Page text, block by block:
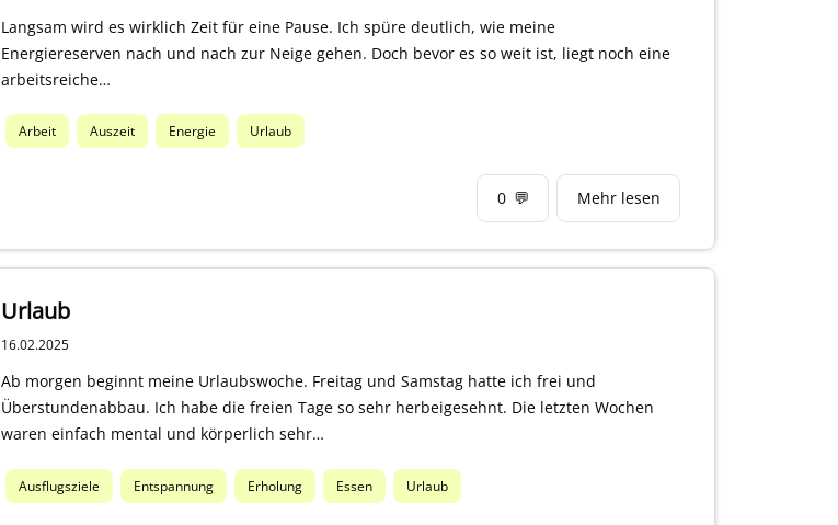
Langsam wird es wirklich Zeit für eine Pause. Ich spüre deutlich, wie meine
Energiereserven nach und nach zur Neige gehen. Doch bevor es so weit ist, liegt noch eine
arbeitsreiche…
Arbeit Auszeit Energie Urlaub
0 💬 Mehr lesen
Urlaub
16.02.2025
Ab morgen beginnt meine Urlaubswoche. Freitag und Samstag hatte ich frei und
Überstundenabbau. Ich habe die freien Tage so sehr herbeigesehnt. Die letzten Wochen
waren einfach mental und körperlich sehr…
Ausflugsziele Entspannung Erholung Essen Urlaub